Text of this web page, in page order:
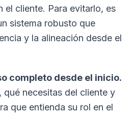
el cliente. Para evitarlo, es
sistema robusto que
y la alineación desde el
completo desde el inicio.
qué necesitas del cliente y
que entienda su rol en el